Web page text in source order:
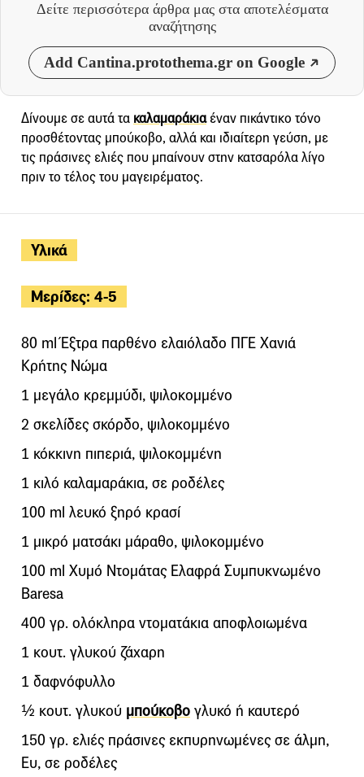
Δείτε περισσότερα άρθρα μας στα αποτελέσματα
αναζήτησης
Add Cantina.protothema.gr on Google
Υλικά
Μερίδες: 4-5
80 ml Έξτρα παρθένο ελαιόλαδο ΠΓΕ Χανιά
Κρήτης Νώμα
1 μεγάλο κρεμμύδι, ψιλοκομμένο
2 σκελίδες σκόρδο, ψιλοκομμένο
1 κόκκινη πιπεριά, ψιλοκομμένη
1 κιλό καλαμαράκια, σε ροδέλες
100 ml λευκό ξηρό κρασί
1 μικρό ματσάκι μάραθο, ψιλοκομμένο
100 ml Χυμό Ντομάτας Ελαφρά Συμπυκνωμένο
Baresa
400 γρ. ολόκληρα ντοματάκια αποφλοιωμένα
1 κουτ. γλυκού ζάχαρη
1 δαφνόφυλλο
½ κουτ. γλυκού μπούκοβο γλυκό ή καυτερό
150 γρ. ελιές πράσινες εκπυρηνωμένες σε άλμη,
Ευ, σε ροδέλες
Δίνουμε σε αυτά τα καλαμαράκιαέναν πικάντικο τόνο
προσθέτοντας μπούκοβο, αλλά και ιδιαίτερη γεύση, με
τις πράσινες ελιές που μπαίνουν στην κατσαρόλα λίγο
πριν το τέλος του μαγειρέματος.